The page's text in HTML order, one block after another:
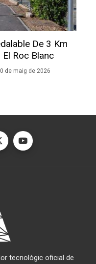
De 3 Km
Roc Blanc
de maig de 2026
tecnològic oficial de